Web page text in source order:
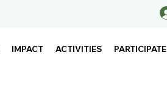
IMPACT ACTIVITIES PARTICIPATE